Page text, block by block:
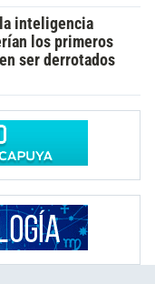
inteligencia
los primeros
ser derrotados